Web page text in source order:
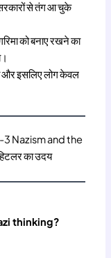
से तंग आ चुके
को बनाए रखने का
और इसलिए लोग केवल
3 Nazism and the
का उदय
thinking?